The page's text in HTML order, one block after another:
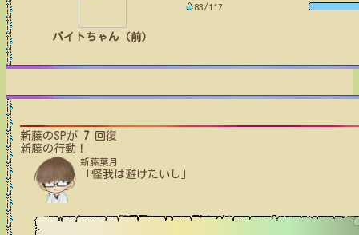
バイトちゃん（前）
83/117
新藤のSPが 7 回復
新藤の行動！
新藤葉月
「怪我は避けたいし」